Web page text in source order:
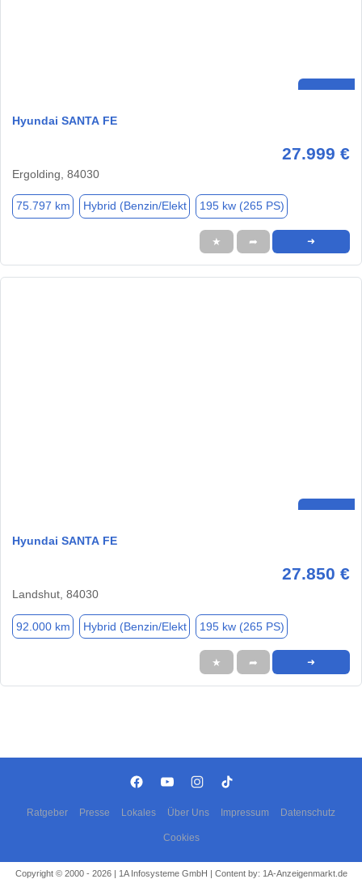
Hyundai SANTA FE
27.999 €
Ergolding, 84030
75.797 km Hybrid (Benzin/Elekt 195 kw (265 PS)
★ ➦ ➜
Hyundai SANTA FE
27.850 €
Landshut, 84030
92.000 km Hybrid (Benzin/Elekt 195 kw (265 PS)
★ ➦ ➜
Ratgeber Presse Lokales Über Uns Impressum Datenschutz
Cookies
Copyright © 2000 - 2026 | 1A Infosysteme GmbH | Content by: 1A-Anzeigenmarkt.de